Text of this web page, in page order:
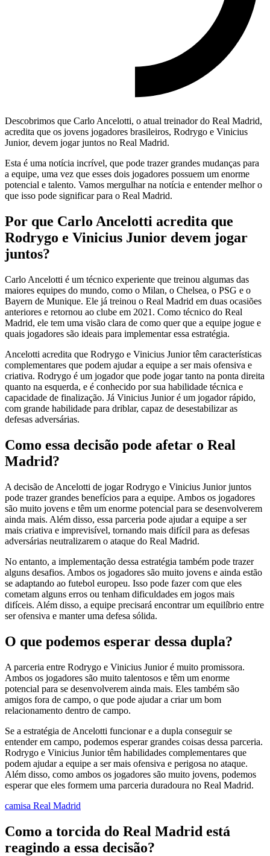
Descobrimos que Carlo Ancelotti, o atual treinador do Real Madrid,
acredita que os jovens jogadores brasileiros, Rodrygo e Vinicius
Junior, devem jogar juntos no Real Madrid.
Esta é uma notícia incrível, que pode trazer grandes mudanças para
a equipe, uma vez que esses dois jogadores possuem um enorme
potencial e talento. Vamos mergulhar na notícia e entender melhor o
que isso pode significar para o Real Madrid.
Por que Carlo Ancelotti acredita que
Rodrygo e Vinicius Junior devem jogar
juntos?
Carlo Ancelotti é um técnico experiente que treinou algumas das
maiores equipes do mundo, como o Milan, o Chelsea, o PSG e o
Bayern de Munique. Ele já treinou o Real Madrid em duas ocasiões
anteriores e retornou ao clube em 2021. Como técnico do Real
Madrid, ele tem uma visão clara de como quer que a equipe jogue e
quais jogadores são ideais para implementar essa estratégia.
Ancelotti acredita que Rodrygo e Vinicius Junior têm características
complementares que podem ajudar a equipe a ser mais ofensiva e
criativa. Rodrygo é um jogador que pode jogar tanto na ponta direita
quanto na esquerda, e é conhecido por sua habilidade técnica e
capacidade de finalização. Já Vinicius Junior é um jogador rápido,
com grande habilidade para driblar, capaz de desestabilizar as
defesas adversárias.
Como essa decisão pode afetar o Real
Madrid?
A decisão de Ancelotti de jogar Rodrygo e Vinicius Junior juntos
pode trazer grandes benefícios para a equipe. Ambos os jogadores
são muito jovens e têm um enorme potencial para se desenvolverem
ainda mais. Além disso, essa parceria pode ajudar a equipe a ser
mais criativa e imprevisível, tornando mais difícil para as defesas
adversárias neutralizarem o ataque do Real Madrid.
No entanto, a implementação dessa estratégia também pode trazer
alguns desafios. Ambos os jogadores são muito jovens e ainda estão
se adaptando ao futebol europeu. Isso pode fazer com que eles
cometam alguns erros ou tenham dificuldades em jogos mais
difíceis. Além disso, a equipe precisará encontrar um equilíbrio entre
ser ofensiva e manter uma defesa sólida.
O que podemos esperar dessa dupla?
A parceria entre Rodrygo e Vinicius Junior é muito promissora.
Ambos os jogadores são muito talentosos e têm um enorme
potencial para se desenvolverem ainda mais. Eles também são
amigos fora de campo, o que pode ajudar a criar um bom
relacionamento dentro de campo.
Se a estratégia de Ancelotti funcionar e a dupla conseguir se
entender em campo, podemos esperar grandes coisas dessa parceria.
Rodrygo e Vinicius Junior têm habilidades complementares que
podem ajudar a equipe a ser mais ofensiva e perigosa no ataque.
Além disso, como ambos os jogadores são muito jovens, podemos
esperar que eles formem uma parceria duradoura no Real Madrid.
camisa Real Madrid
Como a torcida do Real Madrid está
reagindo a essa decisão?